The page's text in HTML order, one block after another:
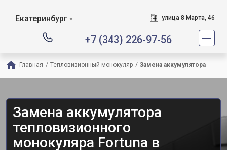
Екатеринбург ▼ улица 8 Марта, 46
+7 (343) 226-97-56
Главная / Тепловизионный монокуляр / Замена аккумулятора
Замена аккумулятора
тепловизионного
монокуляра Fortuna в